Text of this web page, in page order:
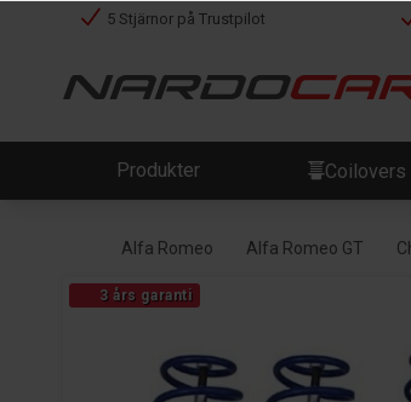
5 Stjärnor på Trustpilot
Produkter Coilovers
Alfa Romeo Alfa Romeo GT
3 års garanti